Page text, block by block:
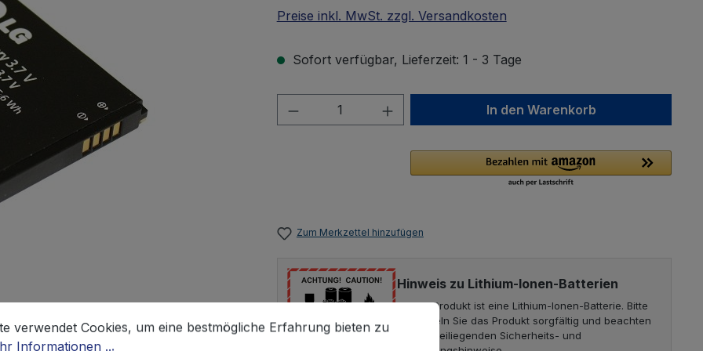
Preise inkl. MwSt. zzgl. Versandkosten
Sofort verfügbar, Lieferzeit: 1 - 3 Tage
Produkt Anzahl: Gib den gewünschten Wert
In den Warenkorb
Zum Merkzettel hinzufügen
Hinweis zu Lithium-Ionen-Batterien
Dieses Produkt ist eine Lithium-Ionen-Batterie. Bitte
behandeln Sie das Produkt sorgfältig und beachten
Sie die beiliegenden Sicherheits- und
Cookies, um eine bestmögliche Erfahrung bieten zu können.
Mehr Informationen ...
verwendet Cookies, um eine bestmögliche Erfahrung bieten zu
Informationen ...